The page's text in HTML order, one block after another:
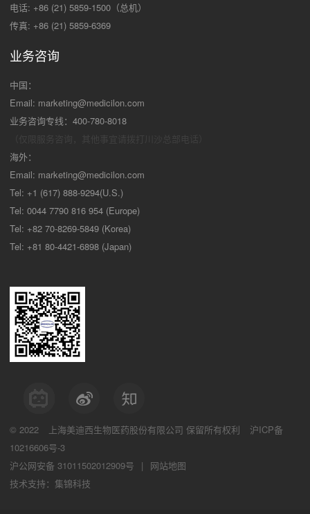
电话: +86 (21) 5859-1500（总机）
传真: +86 (21) 5859-6369
业务咨询
中国：
Email: marketing@medicilon.com
业务咨询专线：400-780-8018
海外：
Email: marketing@medicilon.com
Tel: +1 (617) 888-9294(U.S.)
Tel: 0044 7790 816 954 (Europe)
Tel: +82 70-8269-5849 (Korea)
Tel: +81 80-4421-6898 (Japan)
© 2022 上海美迪西生物医药股份有限公司 保留所有权利
沪ICP备
10216606号-3
沪公网安备 31011502012909号
|
网站地图
技术支持：集锦科技